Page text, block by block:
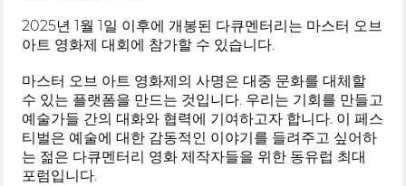
2025년 1월 1일 이후에 개봉된 다큐멘터리는 마스터 오브
아트 영화제 대회에 참가할 수 있습니다.
마스터 오브 아트 영화제의 사명은 대중 문화를 대체할
수 있는 플랫폼을 만드는 것입니다. 우리는 기회를 만들고
예술가들 간의 대화와 협력에 기여하고자 합니다. 이 페스
티벌은 예술에 대한 감동적인 이야기를 들려주고 싶어하
는 젊은 다큐멘터리 영화 제작자들을 위한 동유럽 최대
포럼입니다.